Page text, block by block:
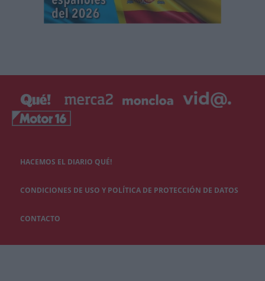
HACEMOS EL DIARIO QUÉ!
CONDICIONES DE USO Y POLÍTICA DE PROTECCIÓN DE DATOS
CONTACTO